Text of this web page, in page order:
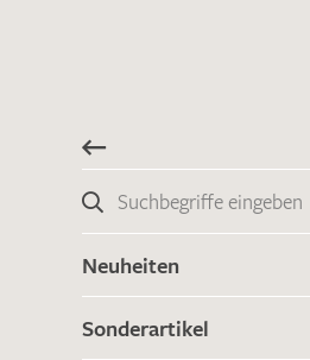
Neuheiten
Sonderartikel